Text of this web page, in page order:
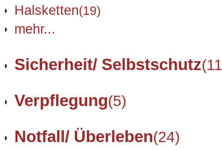
Halsketten(19)
mehr...
Sicherheit/ Selbstschutz
Verpflegung(5)
Notfall/ Überleben(24)